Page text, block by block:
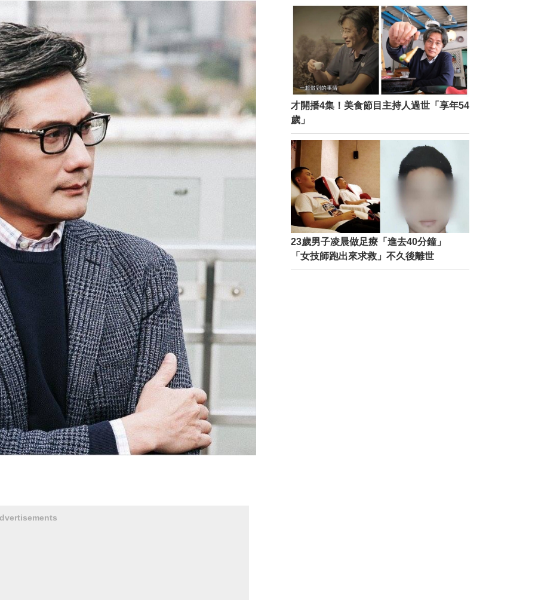
才開播4集！美食節目主持人過世「享年54
歲」
23歲男子凌晨做足療「進去40分鐘」
「女技師跑出來求救」不久後離世